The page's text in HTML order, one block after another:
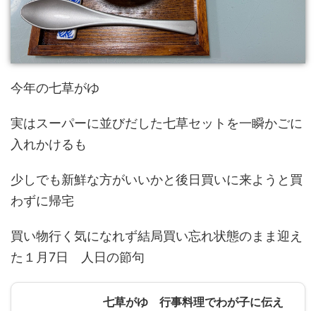
今年の七草がゆ
実はスーパーに並びだした七草セットを一瞬かごに
入れかけるも
少しでも新鮮な方がいいかと後日買いに来ようと買
わずに帰宅
買い物行く気になれず結局買い忘れ状態のまま迎え
た１月7日 人日の節句
七草がゆ 行事料理でわが子に伝え